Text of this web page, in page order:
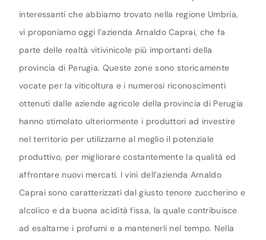
interessanti che abbiamo trovato nella regione Umbria,
vi proponiamo oggi l’azienda Arnaldo Caprai, che fa
parte delle realtà vitivinicole più importanti della
provincia di Perugia. Queste zone sono storicamente
vocate per la viticoltura e i numerosi riconoscimenti
ottenuti dalle aziende agricole della provincia di Perugia
hanno stimolato ulteriormente i produttori ad investire
nel territorio per utilizzarne al meglio il potenziale
produttivo, per migliorare costantemente la qualità ed
affrontare nuovi mercati. I vini dell’azienda Arnaldo
Caprai sono caratterizzati dal giusto tenore zuccherino e
alcolico e da buona acidità fissa, la quale contribuisce
ad esaltarne i profumi e a mantenerli nel tempo. Nella